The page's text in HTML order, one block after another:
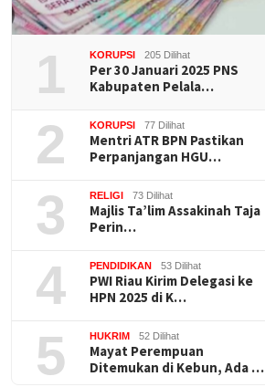
1 KORUPSI 205 Dilihat
Per 30 Januari 2025 PNS
Kabupaten Pelala…
2 KORUPSI 77 Dilihat
Mentri ATR BPN Pastikan
Perpanjangan HGU…
3 RELIGI 73 Dilihat
Majlis Ta’lim Assakinah Taja
Perin…
4 PENDIDIKAN 53 Dilihat
PWI Riau Kirim Delegasi ke
HPN 2025 di K…
5 HUKRIM 52 Dilihat
Mayat Perempuan
Ditemukan di Kebun, Ada …